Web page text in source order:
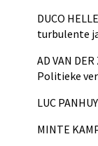
DUCO
turbulente
AD VAN
Politieke
LUC
MINTE